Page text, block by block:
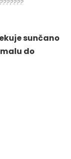
sunčano
do